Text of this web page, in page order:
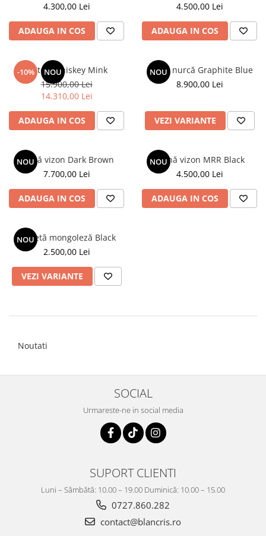
4.300,00 Lei
ADAUGA IN COS
4.500,00 Lei
ADAUGA IN COS
-10% NOU
Palton Whiskey Mink
15.900,00 Lei
14.310,00 Lei
ADAUGA IN COS
NOU
Haină nurcă Graphite Blue
8.900,00 Lei
VEZI VARIANTE
NOU
Haină vizon Dark Brown
7.700,00 Lei
ADAUGA IN COS
NOU
Haină vizon MRR Black
4.500,00 Lei
ADAUGA IN COS
NOU
Jachetă mongoleză Black
2.500,00 Lei
VEZI VARIANTE
Noutati
SOCIAL
Urmareste-ne in social media
SUPORT CLIENTI
Luni – Sâmbătă: 10.00 – 19.00 Duminică: 10.00 – 15.00
0727.860.282
contact@blancris.ro